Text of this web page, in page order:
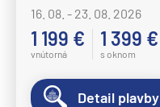
16. 08. - 23. 08. 2026
1 199 €
vnútorná
1 399 €
s oknom
Detail plavby